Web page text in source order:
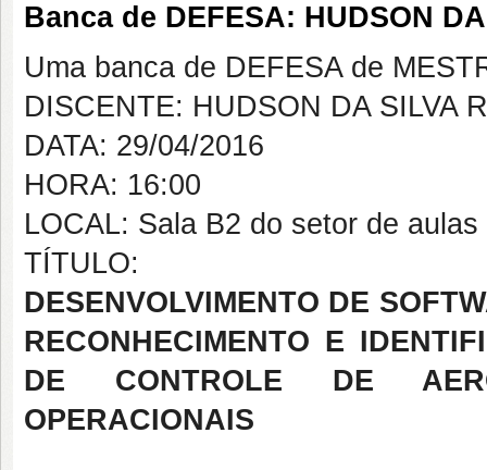
Banca de DEFESA: HUDSON
Uma banca de DEFESA de
DISCENTE: HUDSON DA SILVA
DATA: 29/04/2016
HORA: 16:00
LOCAL: Sala B2 do setor de aulas
TÍTULO:
DESENVOLVIMENTO DE
RECONHECIMENTO E
DE CONTROLE DE
OPERACIONAIS